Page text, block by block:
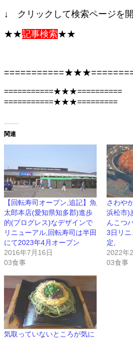
↓ クリックして検索ページを開
★★記事検索★★
===========★★★==========
===========★★★=========
関連
【回転寿司オープン,追記】魚
太郎本店(愛知県知多郡)進歩
的(プログレス)なデザインで
リニューアル,回転寿司は半田
にて2023年4月オープン
2016年7月16日
03食事
さわや
浜松市)
んこつ
3日リ
定,
2022年
03食事
気取っていないところが気に